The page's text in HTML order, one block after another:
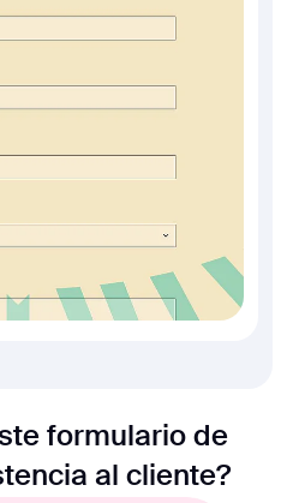
formulario de
al cliente?